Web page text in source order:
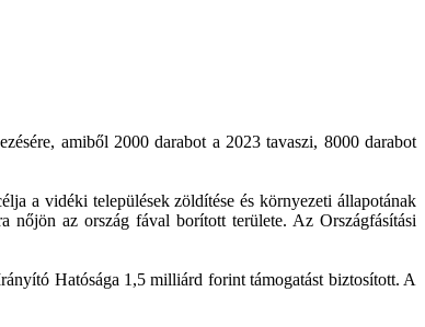
amiből 2000 darabot a 2023 tavaszi, 8000 darabot
a vidéki települések zöldítése és környezeti állapotának
nőjön az ország fával borított területe. Az Országfásítási
Hatósága 1,5 milliárd forint támogatást biztosított. A